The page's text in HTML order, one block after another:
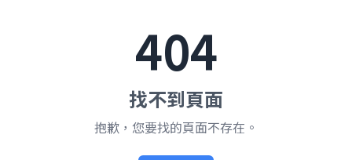
404
找不到頁面
抱歉，您要找的頁面不存在。